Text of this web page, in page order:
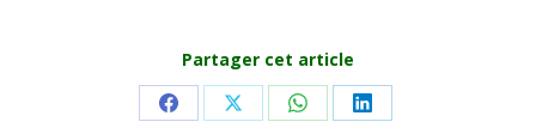
Partager cet article
Share Share Share Share